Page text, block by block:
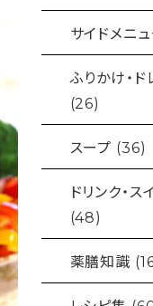
サイドメニ
ふりかけ・
(26)
スープ (36)
ドリンク・ス
(48)
薬膳知識